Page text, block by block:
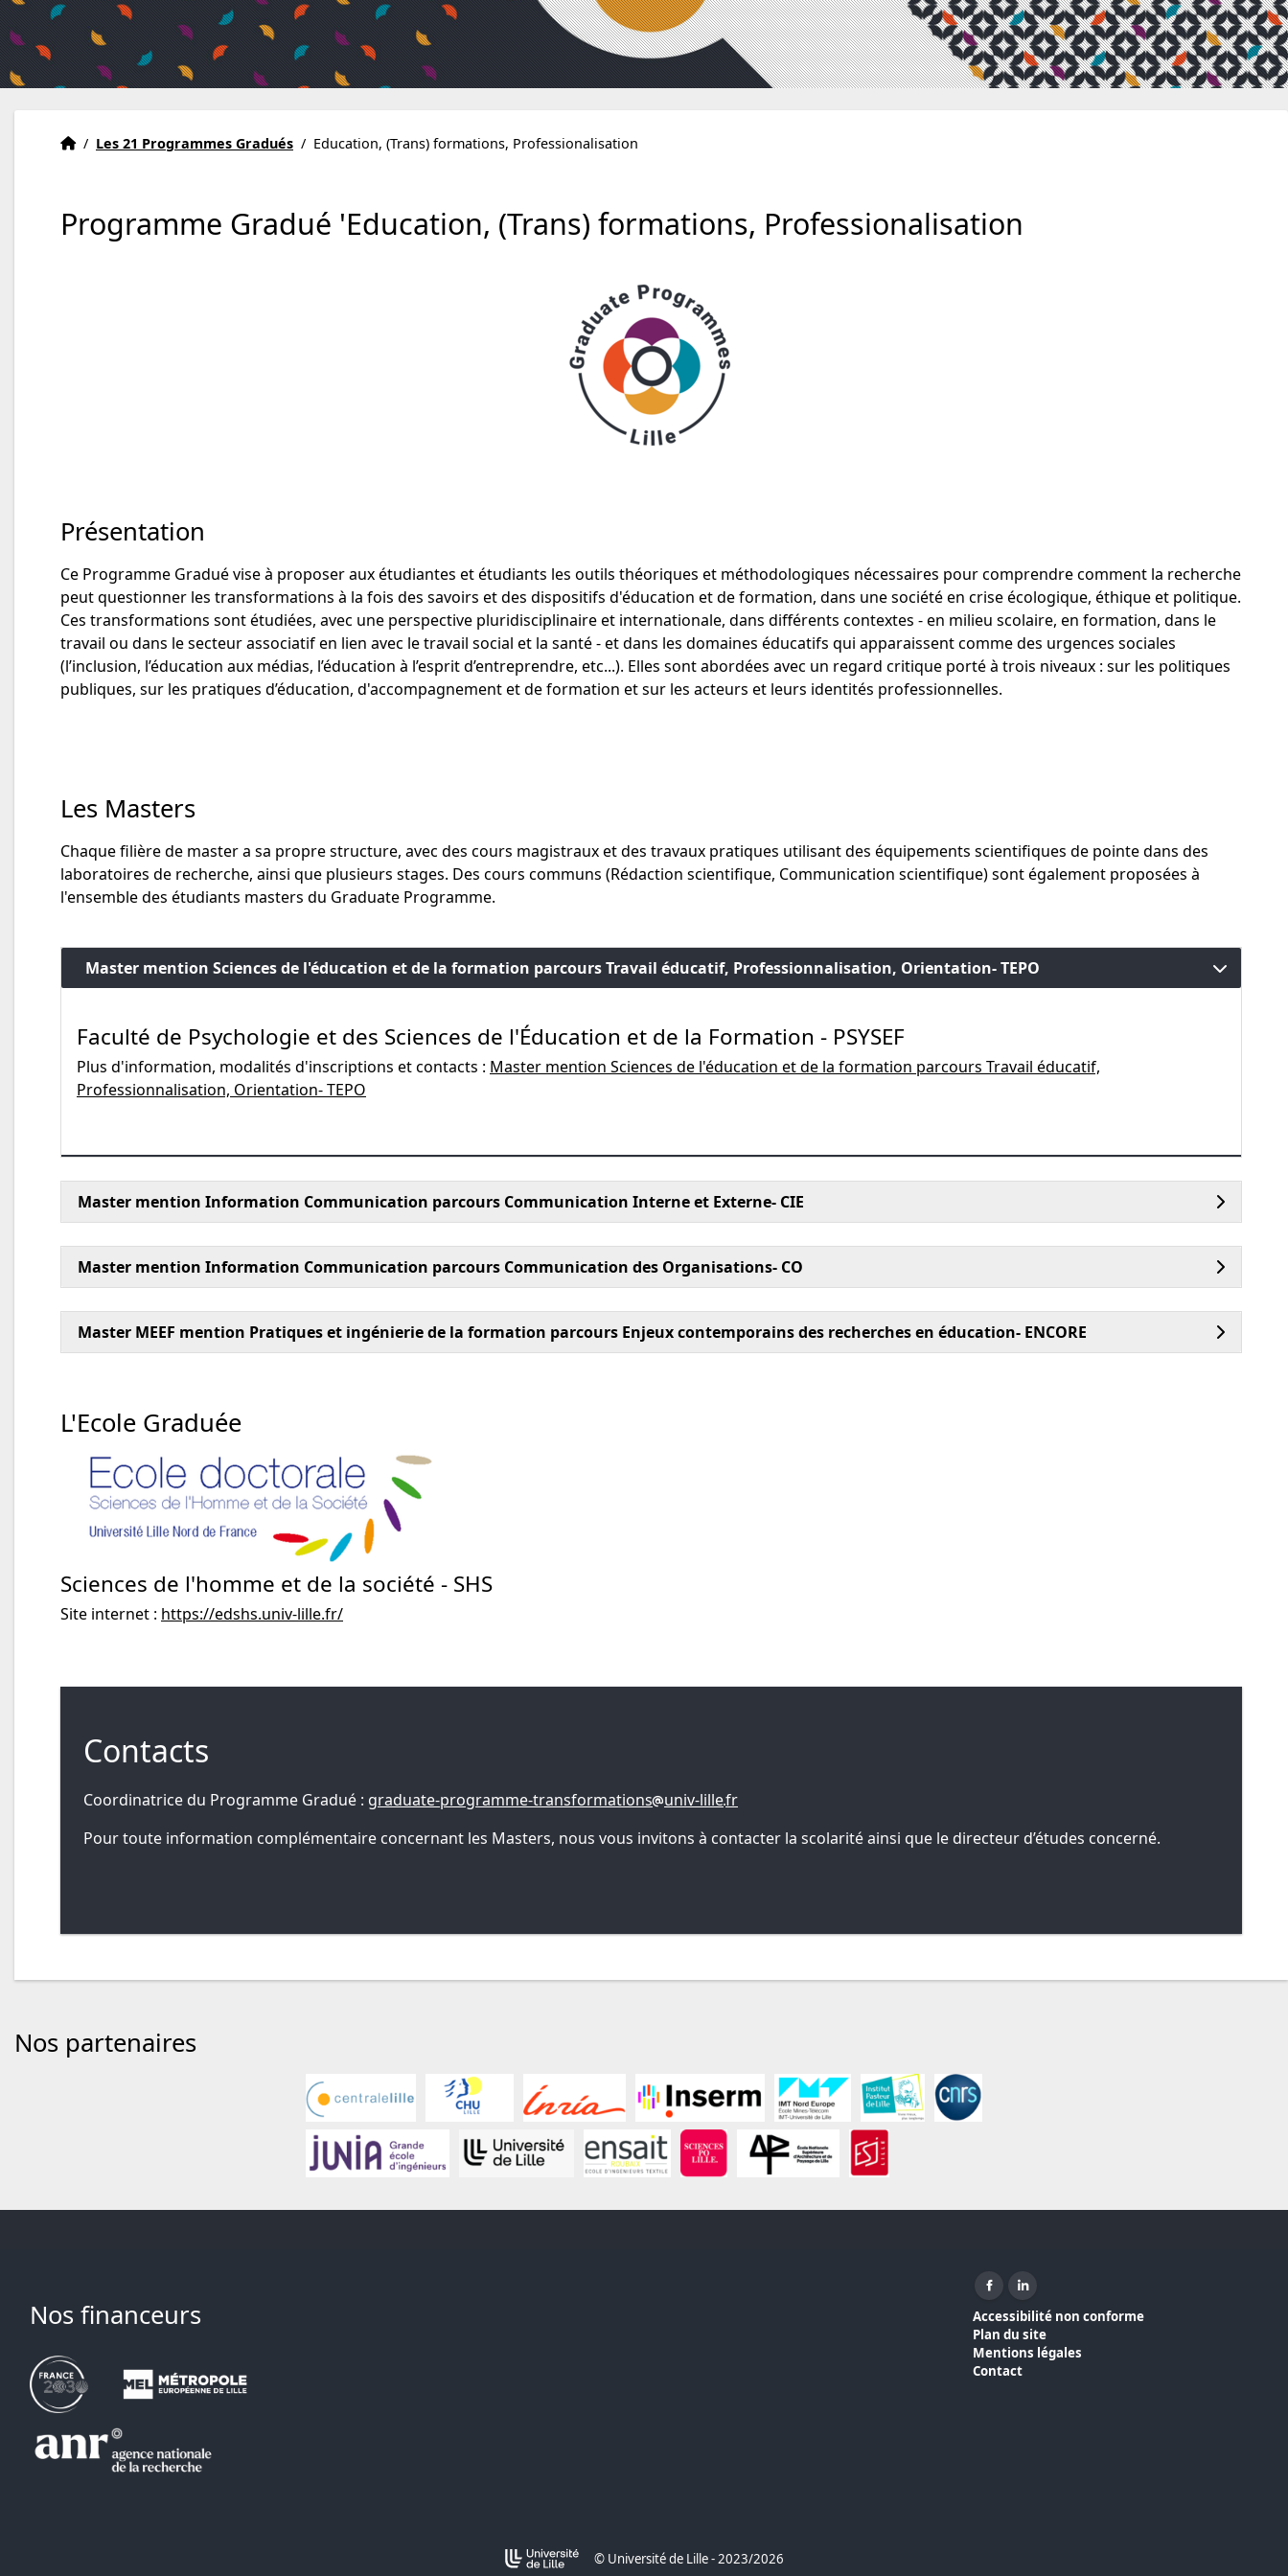
Accueil
Accueil
/ Les 21 Programmes Gradués / Education, (Trans) formations, Professionalisation
Programme Gradué 'Education, (Trans) formations, Professionalisation
Présentation
Ce Programme Gradué vise à proposer aux étudiantes et étudiants les outils théoriques et méthodologiques nécessaires pour comprendre comment la recherche
peut questionner les transformations à la fois des savoirs et des dispositifs d'éducation et de formation, dans une société en crise écologique, éthique et politique.
Ces transformations sont étudiées, avec une perspective pluridisciplinaire et internationale, dans différents contextes - en milieu scolaire, en formation, dans le
travail ou dans le secteur associatif en lien avec le travail social et la santé - et dans les domaines éducatifs qui apparaissent comme des urgences sociales
(l’inclusion, l’éducation aux médias, l’éducation à l’esprit d’entreprendre, etc...). Elles sont abordées avec un regard critique porté à trois niveaux : sur les politiques
publiques, sur les pratiques d’éducation, d'accompagnement et de formation et sur les acteurs et leurs identités professionnelles.
Les Masters
Chaque filière de master a sa propre structure, avec des cours magistraux et des travaux pratiques utilisant des équipements scientifiques de pointe dans des
laboratoires de recherche, ainsi que plusieurs stages. Des cours communs (Rédaction scientifique, Communication scientifique) sont également proposées à
l'ensemble des étudiants masters du Graduate Programme.
Master mention Sciences de l'éducation et de la formation parcours Travail éducatif, Professionnalisation, Orientation- TEPO
Faculté de Psychologie et des Sciences de l'Éducation et de la Formation - PSYSEF
Plus d'information, modalités d'inscriptions et contacts : Master mention Sciences de l'éducation et de la formation parcours Travail éducatif,
Professionnalisation, Orientation- TEPO
Master mention Information Communication parcours Communication Interne et Externe- CIE
Master mention Information Communication parcours Communication des Organisations- CO
Master MEEF mention Pratiques et ingénierie de la formation parcours Enjeux contemporains des recherches en éducation- ENCORE
L'Ecole Graduée
Sciences de l'homme et de la société - SHS
Site internet : https://edshs.univ-lille.fr/
Contacts
Coordinatrice du Programme Gradué : graduate-programme-transformations univ-lillefr
Pour toute information complémentaire concernant les Masters, nous vous invitons à contacter la scolarité ainsi que le directeur d’études concerné.
Nos partenaires
Nos financeurs
Facebook ( nouvelle fenêtre)
Linkedin ( nouvelle fenêtre)
Accessibilité non conforme
Plan du site
Mentions légales
Contact
© Université de Lille - 2023/2026